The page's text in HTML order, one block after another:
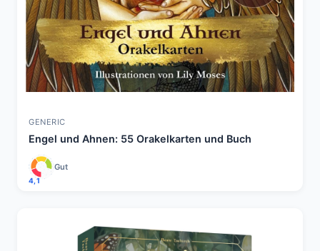
GENERIC
Engel und Ahnen: 55 Orakelkarten und Buch
4,1
Gut